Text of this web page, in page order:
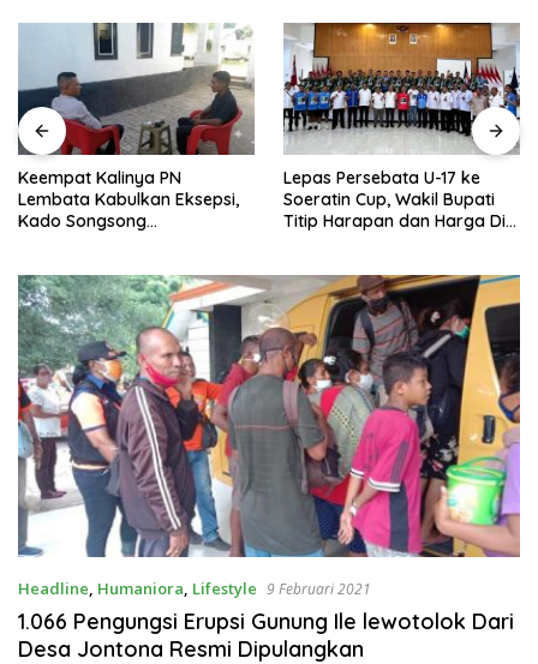
Keempat Kalinya PN
Lembata Kabulkan Eksepsi,
Kado Songsong
Lepas Persebata U-17 ke
Soeratin Cup, Wakil Bupati
Titip Harapan dan Harga Diri
Headline, Humaniora, Lifestyle 9 Februari 2021
1.066 Pengungsi Erupsi Gunung Ile lewotolok Dari
Desa Jontona Resmi Dipulangkan